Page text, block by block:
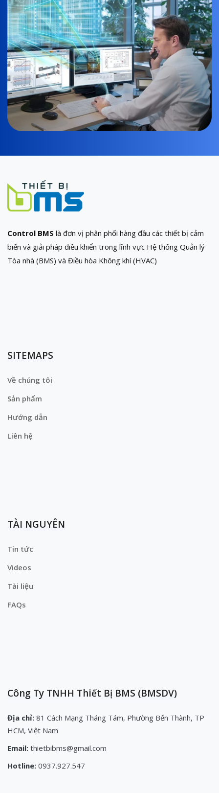
Control BMS là đơn vị phân phối hàng đầu các thiết bị cảm
biến và giải pháp điều khiển trong lĩnh vực Hệ thống Quản lý
Tòa nhà (BMS) và Điều hòa Không khí (HVAC)
SITEMAPS
Về chúng tôi
Sản phẩm
Hướng dẫn
Liên hệ
TÀI NGUYÊN
Tin tức
Videos
Tài liệu
FAQs
Công Ty TNHH Thiết Bị BMS (BMSDV)
Địa chỉ: 81 Cách Mạng Tháng Tám, Phường Bến Thành, TP
HCM, Việt Nam
Email: thietbibms@gmail.com
Hotline: 0937.927.547